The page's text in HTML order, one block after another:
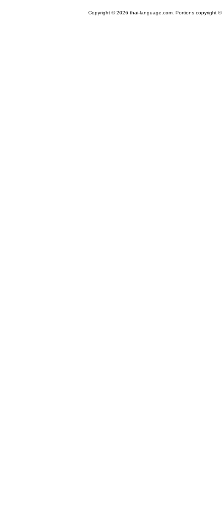
Copyright © 2026 thai-language.com. Portions copyright